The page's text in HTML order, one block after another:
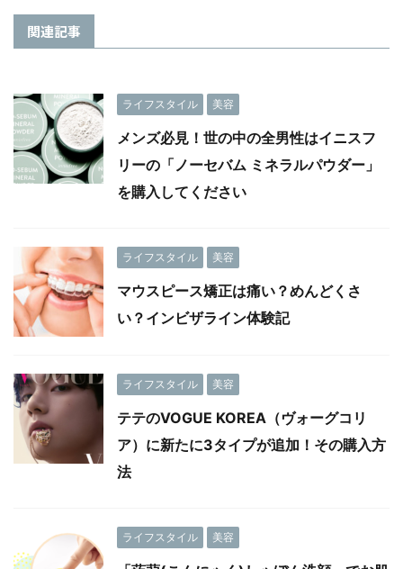
関連記事
ライフスタイル 美容
メンズ必見！世の中の全男性はイニスフ
リーの「ノーセバム ミネラルパウダー」
を購入してください
ライフスタイル 美容
マウスピース矯正は痛い？めんどくさ
い？インビザライン体験記
ライフスタイル 美容
テテのVOGUE KOREA（ヴォーグコリ
ア）に新たに3タイプが追加！その購入方
法
ライフスタイル 美容